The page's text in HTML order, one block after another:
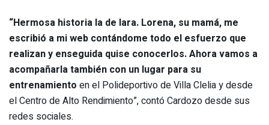
“Hermosa historia la de Iara. Lorena, su mamá, me
escribió a mi web contándome todo el esfuerzo que
realizan y enseguida quise conocerlos. Ahora vamos a
acompañarla también con un lugar para su
entrenamiento en el Polideportivo de Villa Clelia y desde
el Centro de Alto Rendimiento”, contó Cardozo desde sus
redes sociales.